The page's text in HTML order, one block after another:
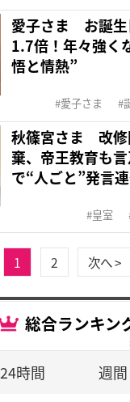
愛子さま お誕生
1.7倍！年々強く
悟と情熱”
愛子さま
秋篠宮さま 改修
棄、帝王教育も
で“人ごと”発言
皇室
1 2 次へ >
総合ランキン
24時間 週間